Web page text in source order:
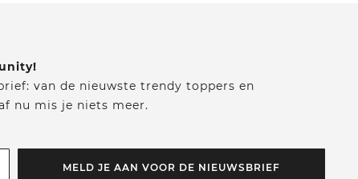
van de nieuwste trendy toppers en
nu mis je niets meer.
MELD JE AAN VOOR DE NIEUWSBRIEF